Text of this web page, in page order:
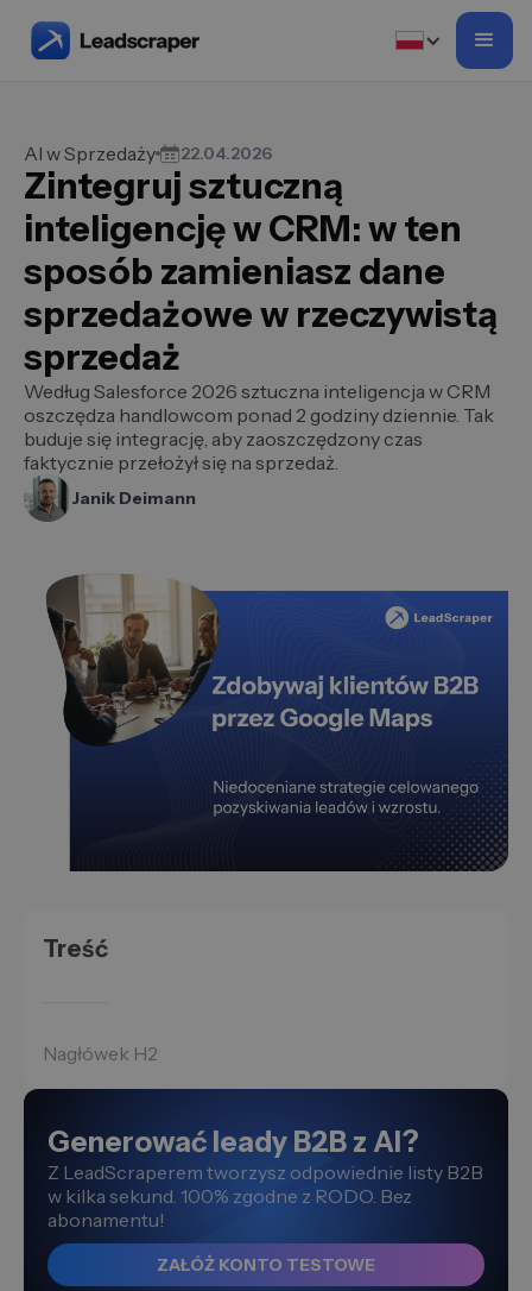
AI w Sprzedaży 22.04.2026
Zintegruj sztuczną
inteligencję w CRM: w ten
sposób zamieniasz dane
sprzedażowe w rzeczywistą
sprzedaż
Według Salesforce 2026 sztuczna inteligencja w CRM
oszczędza handlowcom ponad 2 godziny dziennie. Tak
buduje się integrację, aby zaoszczędzony czas
faktycznie przełożył się na sprzedaż.
Janik Deimann
Treść
Nagłówek H2
Generować leady B2B z AI?
Z LeadScraperem tworzysz odpowiednie listy B2B
w kilka sekund. 100% zgodne z RODO. Bez
abonamentu!
ZAŁÓŻ KONTO TESTOWE